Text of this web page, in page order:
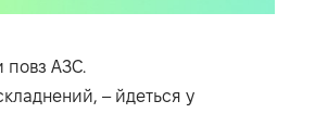
повз АЗС.
– йдеться у